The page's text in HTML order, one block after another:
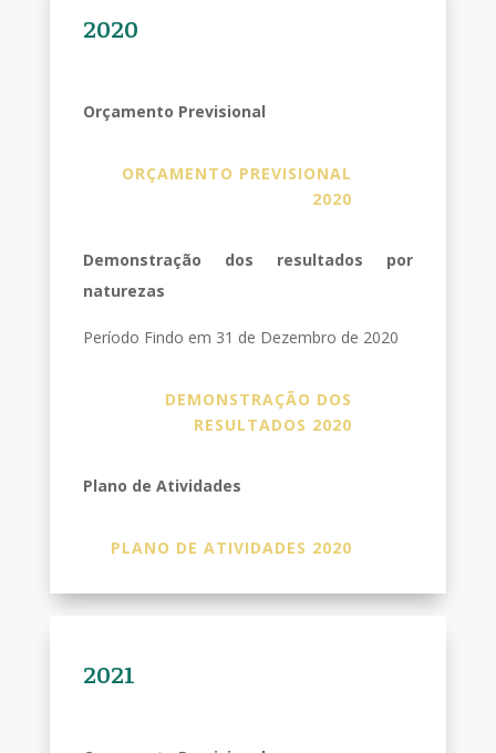
2020
Orçamento Previsional
ORÇAMENTO PREVISIONAL
2020
Demonstração dos resultados por
naturezas
Período Findo em 31 de Dezembro de 2020
DEMONSTRAÇÃO DOS
RESULTADOS 2020
Plano de Atividades
PLANO DE ATIVIDADES 2020
2021